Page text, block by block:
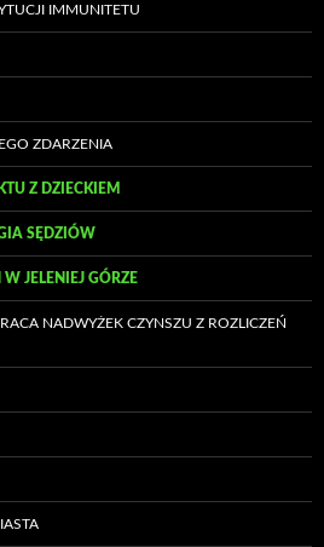
IMMUNITETU
ZDARZENIA
Z DZIECKIEM
SĘDZIÓW
JELENIEJ GÓRZE
NADWYŻEK CZYNSZU Z ROZLICZEŃ